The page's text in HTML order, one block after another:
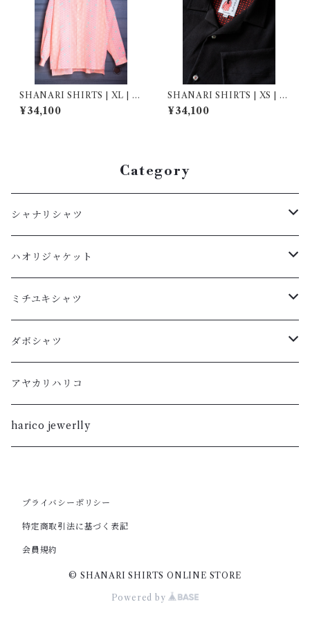
SHANARI SHIRTS | XL | 2
61031
¥34,100
SHANARI SHIRTS | XS | 2
64033
¥34,100
Category
シャナリシャツ
長袖
XL
L
半袖
XL
L
ハオリジャケット
L
M
S
ミチユキシャツ
L
M
S
ダボシャツ
柿渋
XL
暮染
アヤカリハリコ
harico jewerlly
プライバシーポリシー
特定商取引法に基づく表記
会員規約
© SHANARI SHIRTS ONLINE STORE
Powered by